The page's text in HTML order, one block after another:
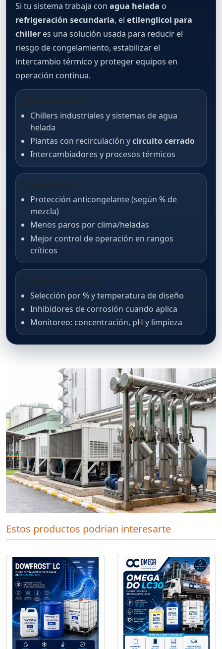
Si tu sistema trabaja con agua helada o
refrigeración secundaria, el etilenglicol para
chiller es una solución usada para reducir el
riesgo de congelamiento, estabilizar el
intercambio térmico y proteger equipos en
operación continua.
Chillers industriales y sistemas de agua
helada
Plantas con recirculación ycircuito cerrado
Intercambiadores y procesos térmicos
Qué resuelve
Protección anticongelante (según % de
mezcla)
Menos paros por clima/heladas
Mejor control de operación en rangos
críticos
Selección por % y temperatura de diseño
Inhibidores de corrosión cuando aplica
Monitoreo: concentración, pH y limpieza
Estos productos podrian interesarte